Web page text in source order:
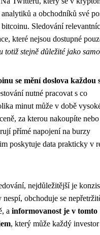
a obchodníků své
Sledování
které nejsou dostupné
totiž stejně důležité jako
se mění doslova každou
nutné pracovat s co
minut může v době
za kterou nakoupíte
přímé napojení na burzy
poskytuje data prakticky v
nejdůležitější je
obchoduje se
a informovanost je v tomto
, který může každý